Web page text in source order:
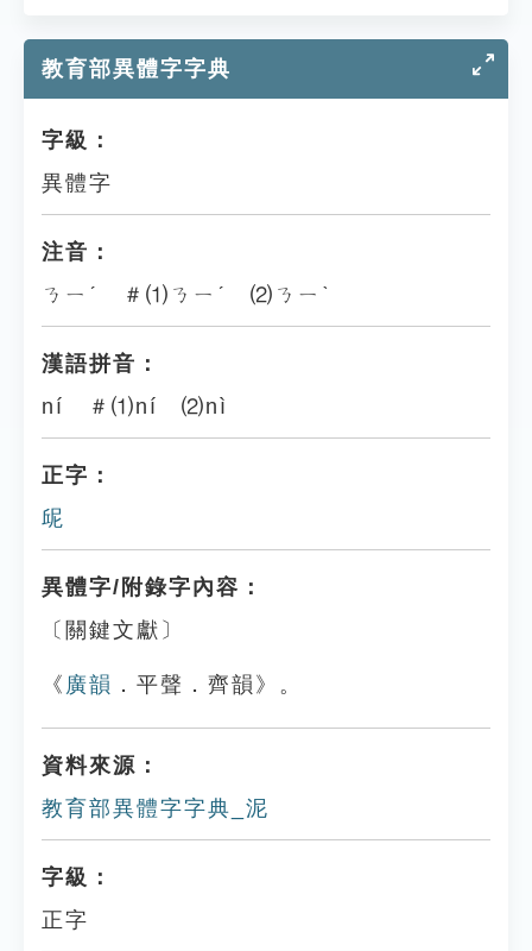
教育部異體字字典
字級：
異體字
注音：
ㄋㄧˊ ＃⑴ㄋㄧˊ ⑵ㄋㄧˋ
漢語拼音：
ní ＃⑴ní ⑵nì
正字：
屔
異體字/附錄字內容：
〔關鍵文獻〕
《 廣韻 ．平聲．齊韻》。
資料來源：
教育部異體字字典_泥
字級：
正字